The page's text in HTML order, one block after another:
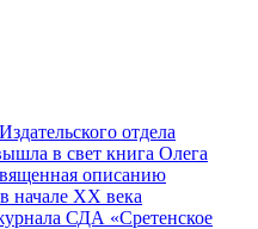
отдела
в свет книга Олега
описанию
начале ХХ века
СДА «Сретенское